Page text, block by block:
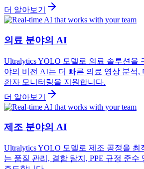
더 알아보기
의료 분야의 AI
Ultralytics YOLO 모델로 의료 솔루션을
야의 비전 AI는 더 빠른 의료 영상 분석,
환자 모니터링을 지원합니다.
더 알아보기
제조 분야의 AI
Ultralytics YOLO 모델로 제조 공정을
는 품질 관리, 결함 탐지, PPE 규정 준수